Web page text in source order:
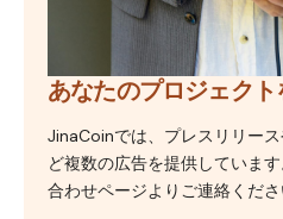
あなたのプロジェク
JinaCoinでは、プレスリリー
ど複数の広告を提供していま
合わせページよりご連絡くださ